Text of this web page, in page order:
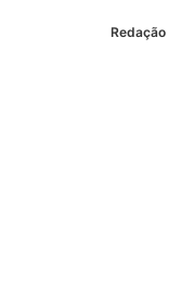
Redação